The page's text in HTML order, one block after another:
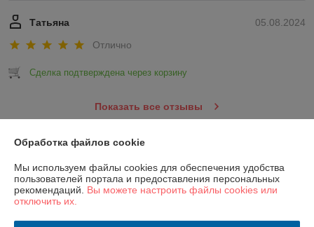
05.08.2024
Татьяна
Отлично
Сделка подтверждена через корзину
Показать все отзывы
Контакты
Доставка и оплата
Обработка файлов cookie
Мы используем файлы cookies для обеспечения удобства
пользователей портала и предоставления персональных
рекомендаций. Вы можете настроить файлы cookies или
отключить их.